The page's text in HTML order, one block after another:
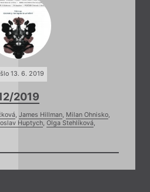
13. 6. 2019
2019
, James Hillman, Milan Ohnisko,
Huptych, Olga Stehlíková,